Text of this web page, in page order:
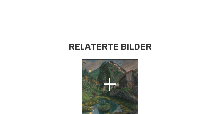
PROVENIENS
UTSTILLINGSHISTORIE
KUNSTNERENS NOTAT
RELATERTE BILDER
+